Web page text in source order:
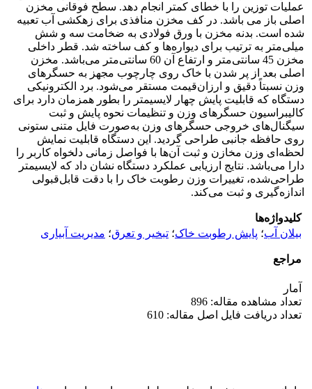
عملیات توزین را با خطای کمتر انجام دهد. سطح فوقانی مخزن
اصلی‌ باز می باشد. در کف مخزن منافذی برای زهکشی آب تعبیه
شده است. بدنه مخزن با ورق فولادی به ضخامت سه و شش
میلی‌متر به ترتیب برای دیواره‌ها و کف ساخته شد. قطر داخلی
مخزن 45 سانتی‌متر و ارتفاع آن‌ 60 سانتی‌متر می‌باشد. مخزن
اصلی بعد از پر شدن با خاک روی چارچوب مجهز به حسگر‌های
وزن نسبتاً دقیق و ارزان‌قیمت مستقر می‌شود. برد الکترونیکی
دستگاه که قابلیت پایش چهار لایسیمتر را بطور همزمان دارد برای
کالیبراسیون حسگر‌های وزن و تنظیمات نحوه پایش و ثبت
سیگنال‌های خروجی حسگر‌های وزن به‌صورت فایل متنی ستونی
روی حافظه جانبی طراحی گردید. این دستگاه قابلیت نمایش
لحظه‌ای وزن مخازن و ثبت آن‌ها با فواصل زمانی دلخواه کاربر را
دارا می‌باشد. نتایج ارزیابی عملکرد دستگاه نشان داد که لایسیمتر
طراحی‌شده، تغییرات وزن رطوبت خاک را با دقت قابل‌قبولی
اندازه‌گیری و ثبت می‌کند.
کلیدواژه‌ها
بیلان آب؛ پایش رطوبت خاک؛ تبخیر و تعرق؛ مدیریت آبیاری
مراجع
آمار
تعداد مشاهده مقاله: 896
تعداد دریافت فایل اصل مقاله: 610